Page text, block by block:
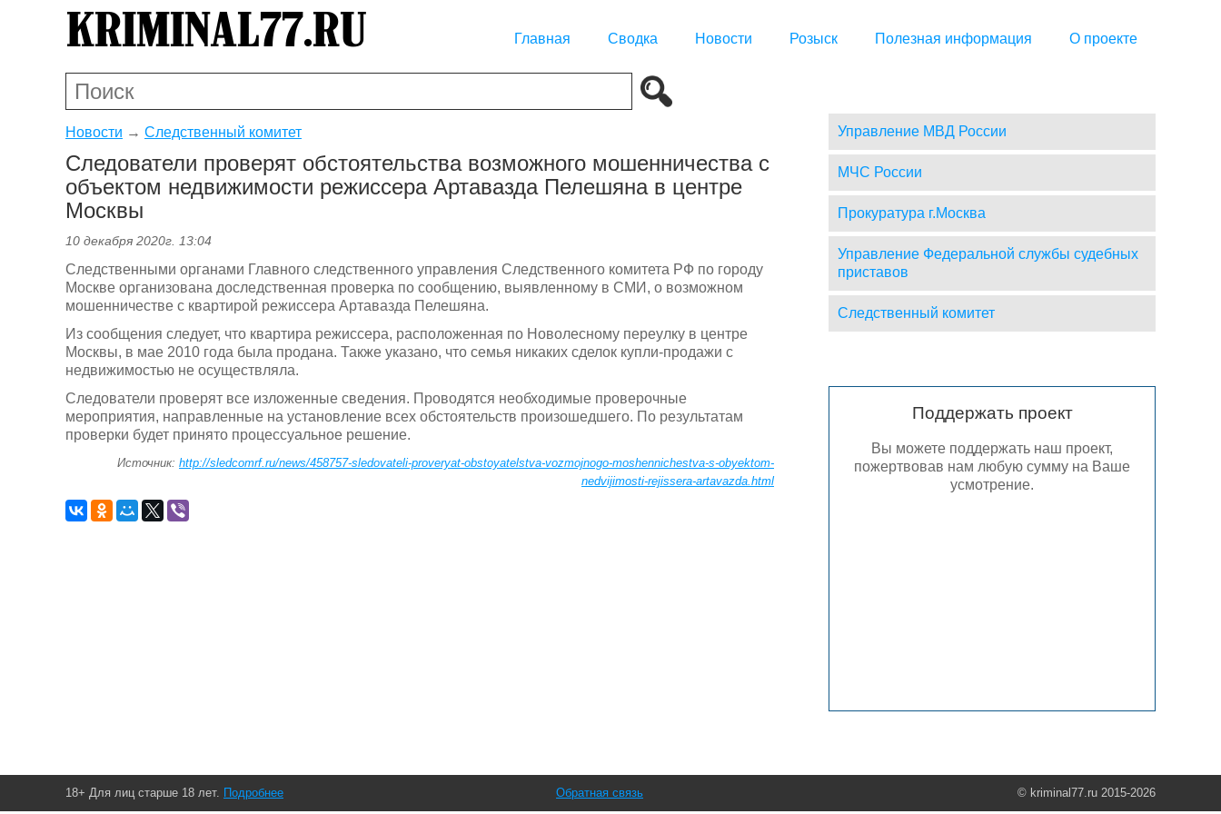
Главная Сводка Новости Розыск Полезная информация О проекте
Новости → Следственный комитет
Следователи проверят обстоятельства возможного мошенничества с
объектом недвижимости режиссера Артавазда Пелешяна в центре
Москвы
10 декабря 2020г. 13:04
Следственными органами Главного следственного управления Следственного комитета РФ по городу
Москве организована доследственная проверка по сообщению, выявленному в СМИ, о возможном
мошенничестве с квартирой режиссера Артавазда Пелешяна.
Из сообщения следует, что квартира режиссера, расположенная по Новолесному переулку в центре
Москвы, в мае 2010 года была продана. Также указано, что семья никаких сделок купли-продажи с
недвижимостью не осуществляла.
Следователи проверят все изложенные сведения. Проводятся необходимые проверочные
мероприятия, направленные на установление всех обстоятельств произошедшего. По результатам
проверки будет принято процессуальное решение.
Источник: http://sledcomrf.ru/news/458757-sledovateli-proveryat-obstoyatelstva-vozmojnogo-moshennichestva-s-obyektom-
nedvijimosti-rejissera-artavazda.html
Управление МВД России
МЧС России
Прокуратура г.Москва
Управление Федеральной службы судебных
приставов
Следственный комитет
Поддержать проект
Вы можете поддержать наш проект,
пожертвовав нам любую сумму на Ваше
усмотрение.
18+ Для лиц старше 18 лет. Подробнее © kriminal77.ru 2015-2026
Обратная связь